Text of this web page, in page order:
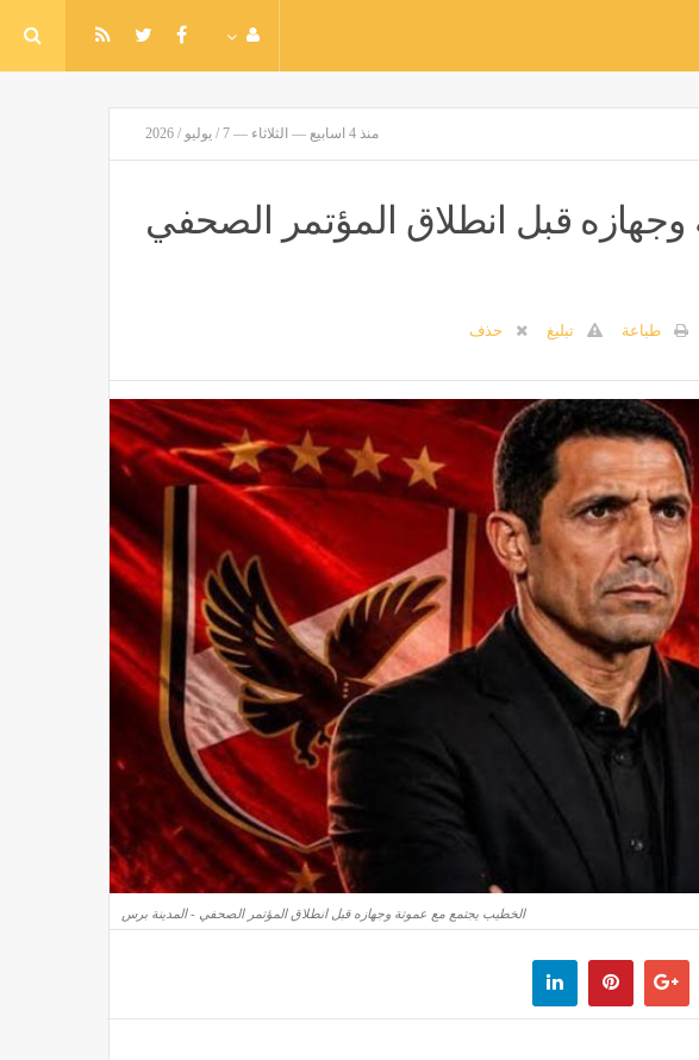
منذ 4 اسابيع — الثلاثاء — 7 / يوليو / 2026
قبل انطلاق المؤتمر الصحفي
طباعة تبليغ حذف
الخطيب يجتمع مع عموتة وجهازه قبل انطلاق المؤتمر الصحفي - المدينة برس